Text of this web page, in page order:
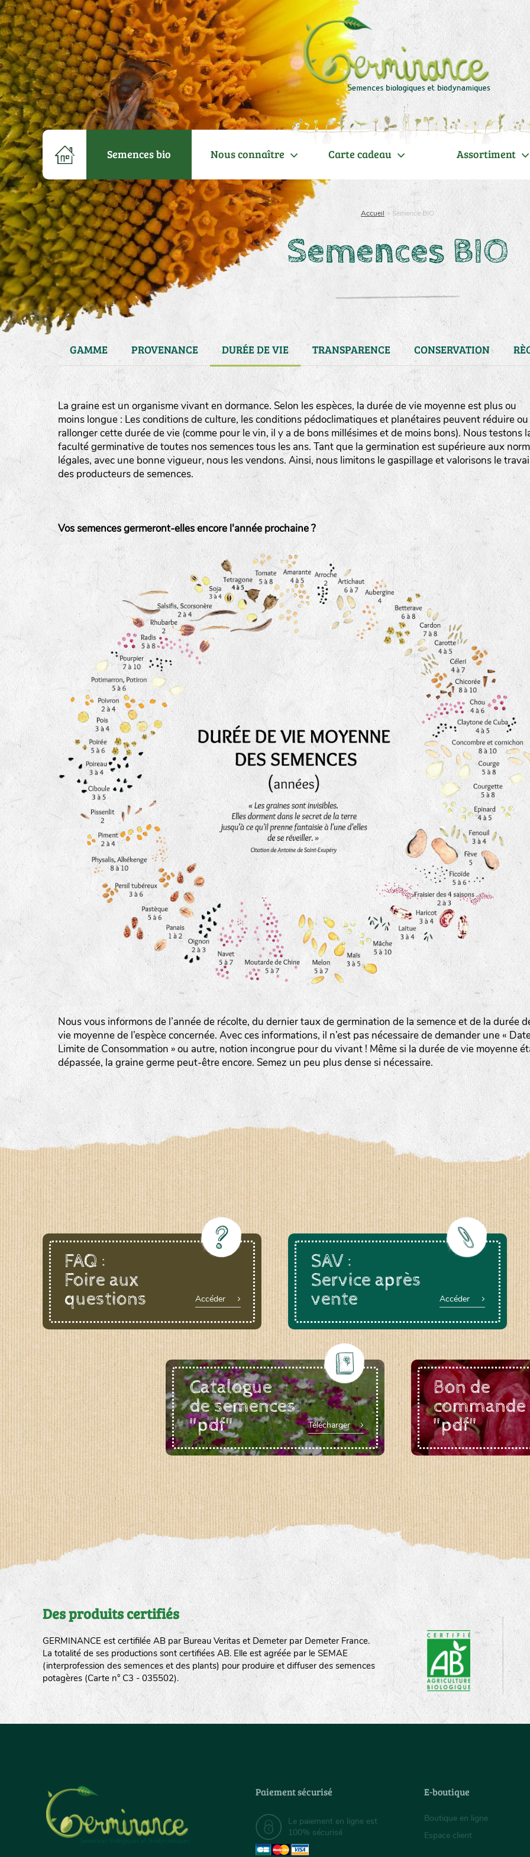
Semences bio Nous connaître Carte cadeau Assortiment
Accueil > Semence BIO
Semences BIO
GAMME PROVENANCE DURÉE DE VIE TRANSPARENCE CONSERVATION
BINGENHEIMER SAATGUT (BGH)
www.bingenheimersaatgut.de
DE BOLSTER (DBO)
www.bolster.nl
GRAINE DEL PAÏS (GDP)
www.grainesdelpais.com
JARDIN EN’VIE (JEV)
LA BOITE A GRAINES (LBAG)
www.laboiteagraines.com
L’AUBEPIN (PDO)
www.aubepin.fr
LE BIAU GERME (LBG)
www.biaugerme.com
SATIVA RHEINAU (SAD)
www.sativa-rheinau.ch
SEMAILLES (SEM)
www.semaille.com
La graine est un organisme vivant en dormance. Selon les espèces, la durée de vie moyenne est plus ou
moins longue : Les conditions de culture, les conditions pédoclimatiques et planétaires peuvent réduire ou
rallonger cette durée de vie (comme pour le vin, il y a de bons millésimes et de moins bons). Nous testons
faculté germinative de toutes nos semences tous les ans. Tant que la germination est supérieure aux
légales, avec une bonne vigueur, nous les vendons. Ainsi, nous limitons le gaspillage et valorisons le
des producteurs de semences.
Vos semences germeront-elles encore l'année prochaine ?
Nous vous informons de l’année de récolte, du dernier taux de germination de la semence et de la durée
vie moyenne de l’espèce concernée. Avec ces informations, il n’est pas nécessaire de demander une «
Limite de Consommation » ou autre, notion incongrue pour du vivant ! Même si la durée de vie moyenne
dépassée, la graine germe peut-être encore. Semez un peu plus dense si nécessaire.
LA RÉFÉRENCE :
20BPA1A (en haut à
F : Fleurs.
Les autres catégories étant :
E: Engrais vert
L: Légumes
A
: Aromatiques
BEL : Code de la variété(Ici Belle de nuit)
20 : Année de récolte (ici 2020)
BPA : Initiales du producteur ou du fournisseur de
semence.
1 : Numéro d’ordre du lot
A : Sans calibre.
G: Gros
: Moyen calibre
P : Petit calibre
haies
zone sauvage
mare
tas de compost
fleurs
animaux domestiques
animaux sauvages
biodiversité cultivée
Légumes feuilles
Légumes racines
Plantes aromatiques
FAQ :
Foire aux
questions
Accéder
SAV :
Service après
vente
Accéder
Catalogue
de semences
"pdf"
Télécharger
Bon de
commande
"pdf"
Des produits certifiés
GERMINANCE est certifilée AB par Bureau Veritas et Demeter par Demeter France.
La totalité de ses productions sont certifiées AB. Elle est agréée par le SEMAE
(interprofession des semences et des plants) pour produire et diffuser des semences
potagères (Carte n° C3 - 035502).
Paiement sécurisé
Le paiement en ligne est
100% sécurisé
E-boutique
Boutique en ligne
Espace client